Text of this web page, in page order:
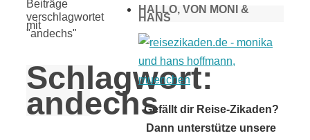
Start
Beiträge
verschlagwortet
mit
"andechs"
Schlagwort:
andechs
HALLO, VON MONI &
HANS
Gefällt dir Reise-Zikaden?
Dann unterstütze unsere